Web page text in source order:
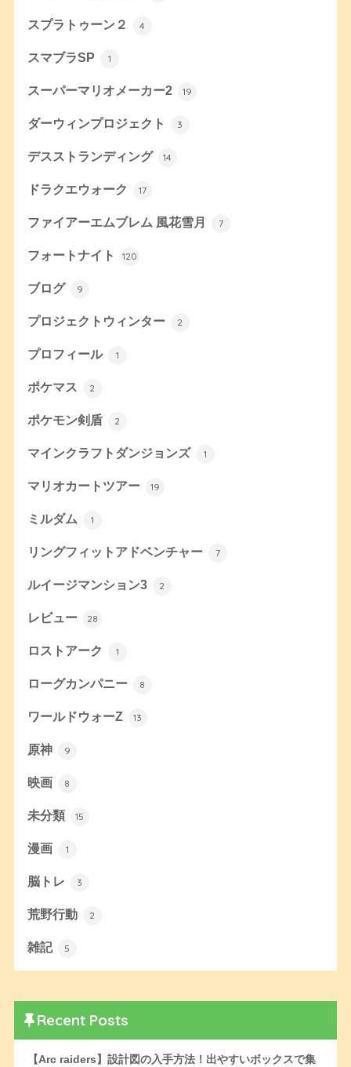
スプラトゥーン２ 4
スマブラSP 1
スーパーマリオメーカー2 19
ダーウィンプロジェクト 3
デスストランディング 14
ドラクエウォーク 17
ファイアーエムブレム 風花雪月 7
フォートナイト 120
ブログ 9
プロジェクトウィンター 2
プロフィール 1
ポケマス 2
ポケモン剣盾 2
マインクラフトダンジョンズ 1
マリオカートツアー 19
ミルダム 1
リングフィットアドベンチャー 7
ルイージマンション3 2
レビュー 28
ロストアーク 1
ローグカンパニー 8
ワールドウォーZ 13
原神 9
映画 8
未分類 15
漫画 1
脳トレ 3
荒野行動 2
雑記 5
Recent Posts
【Arc raiders】設計図の入手方法！出やすいボックスで集